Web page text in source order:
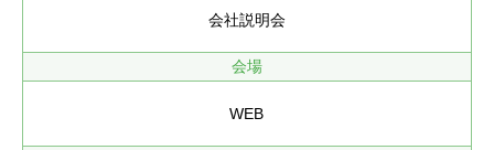
会社説明会
会場
WEB